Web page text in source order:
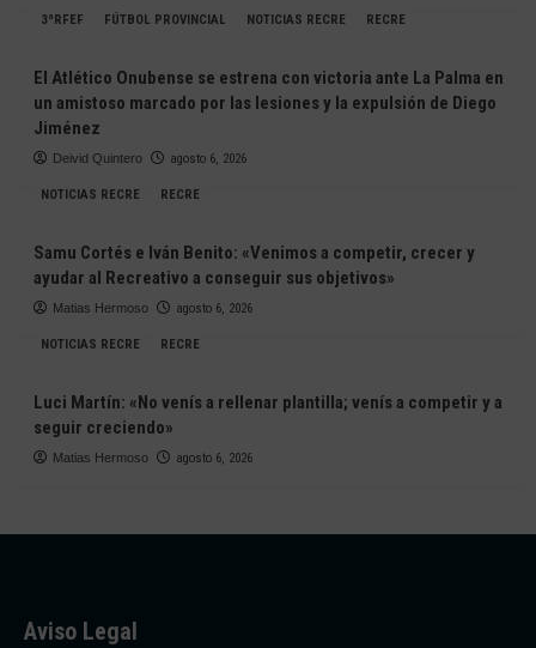
3ªRFEF FÚTBOL PROVINCIAL NOTICIAS RECRE RECRE
El Atlético Onubense se estrena con victoria ante La Palma en
un amistoso marcado por las lesiones y la expulsión de Diego
Jiménez
Deivid Quintero agosto 6, 2026
NOTICIAS RECRE RECRE
Samu Cortés e Iván Benito: «Venimos a competir, crecer y
ayudar al Recreativo a conseguir sus objetivos»
Matias Hermoso agosto 6, 2026
NOTICIAS RECRE RECRE
Luci Martín: «No venís a rellenar plantilla; venís a competir y a
seguir creciendo»
Matias Hermoso agosto 6, 2026
Aviso Legal